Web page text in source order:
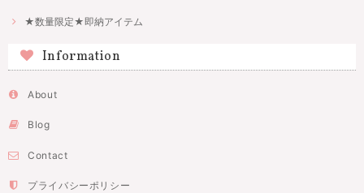
★数量限定★即納アイテム
Information
About
Blog
Contact
プライバシーポリシー